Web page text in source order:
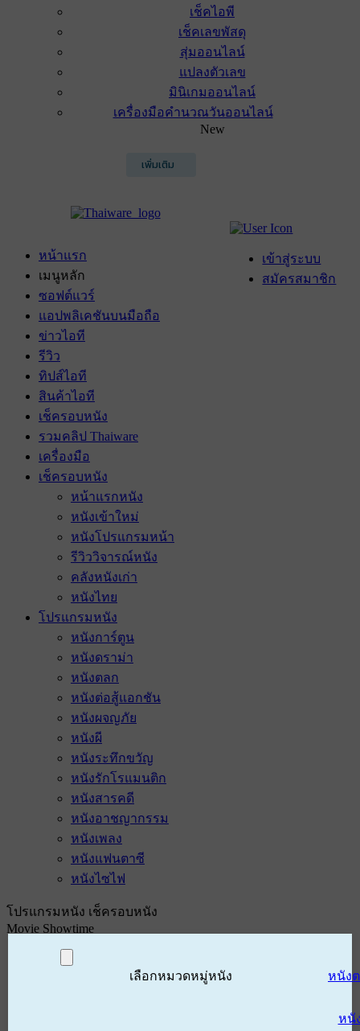
เช็คไอพี
เช็คเลขพัสดุ
สุ่มออนไลน์
แปลงตัวเลข
มินิเกมออนไลน์
เครื่องมือคำนวณวันออนไลน์
New
เพิ่มเติม
เข้าสู่ระบบ
สมัครสมาชิก
หน้าแรก
เมนูหลัก
ซอฟต์แวร์
แอปพลิเคชันบนมือถือ
ข่าวไอที
รีวิว
ทิปส์ไอที
สินค้าไอที
เช็ครอบหนัง
รวมคลิป Thaiware
เครื่องมือ
เช็ครอบหนัง
หน้าแรกหนัง
หนังเข้าใหม่
หนังโปรแกรมหน้า
รีวิววิจารณ์หนัง
คลังหนังเก่า
หนังไทย
โปรแกรมหนัง
หนังการ์ตูน
หนังดราม่า
หนังตลก
หนังต่อสู้แอกชัน
หนังผจญภัย
หนังผี
หนังระทึกขวัญ
หนังรักโรแมนติก
หนังสารคดี
หนังอาชญากรรม
หนังเพลง
หนังแฟนตาซี
หนังไซไฟ
โปรแกรมหนัง เช็ครอบหนัง
Movie Showtime
เลือกหมวดหมู่หนัง หนัง
หนั